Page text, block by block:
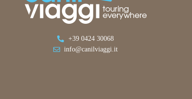
+39 0424 30068
info@canilviaggi.it